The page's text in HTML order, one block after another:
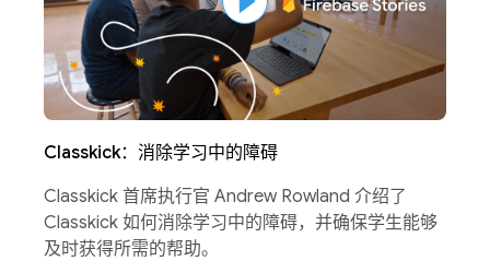
Classkick：消除学习中的障碍
Classkick 首席执行官 Andrew Rowland 介绍了
Classkick 如何消除学习中的障碍，并确保学生能够
及时获得所需的帮助。